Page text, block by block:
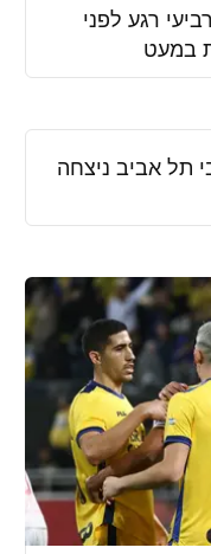
רגע לפני
במעט
תל אביב ניצחה